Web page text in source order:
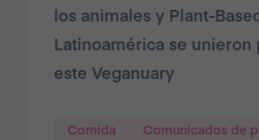
los animales y Plant-
Latinoamérica se unieron
este Veganuary
Comida Comunicados de